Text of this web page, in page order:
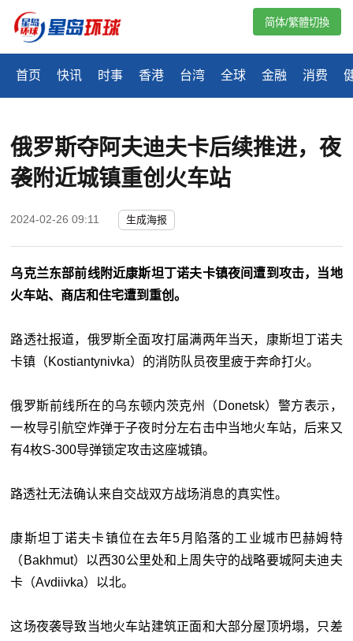
首页 快讯 时事 香港 台湾 全球 金融 消费
简体/繁體切換
俄罗斯夺阿夫迪夫卡后续推进，夜
袭附近城镇重创火车站
2024-02-26 09:11 生成海报
乌克兰东部前线附近康斯坦丁诺夫卡镇夜间遭到攻击，当地
火车站、商店和住宅遭到重创。
路透社报道，俄罗斯全面攻打届满两年当天，康斯坦丁诺夫
卡镇（Kostiantynivka）的消防队员夜里疲于奔命打火。
俄罗斯前线所在的乌东顿内茨克州（Donetsk）警方表示，
一枚导引航空炸弹于子夜时分左右击中当地火车站，后来又
有4枚S-300导弹锁定攻击这座城镇。
路透社无法确认来自交战双方战场消息的真实性。
康斯坦丁诺夫卡镇位在去年5月陷落的工业城市巴赫姆特
（Bakhmut）以西30公里处和上周失守的战略要城阿夫迪夫
卡（Avdiivka）以北。
这场夜袭导致当地火车站建筑正面和大部分屋顶坍塌，只差